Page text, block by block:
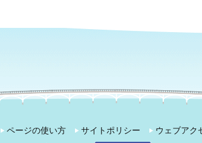
ページの使い方 サイトポリシー ウェブアク